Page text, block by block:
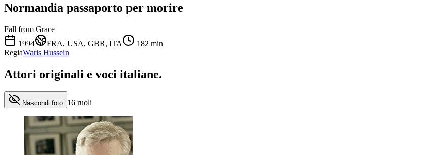
Normandia passaporto per morire
Fall from Grace
1994
FRA, USA, GBR, ITA 182 min
RegiaWaris Hussein
Attori originali e voci italiane.
Nascondi foto 16 ruoli